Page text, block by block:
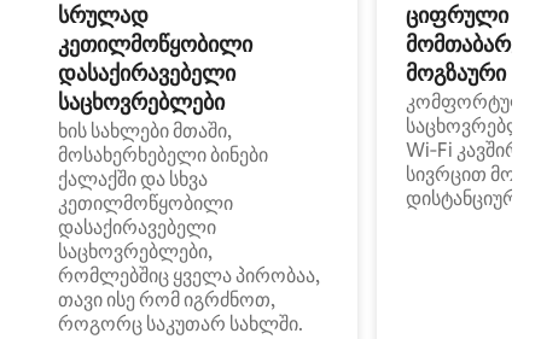
სრულად
კეთილმოწყობილი
დასაქირავებელი
საცხოვრებლები
ხის სახლები მთაში,
მოსახერხებელი ბინები
ქალაქში და სხვა
კეთილმოწყობილი
დასაქირავებელი
საცხოვრებლები,
რომლებშიც ყველა პირობაა,
თავი ისე რომ იგრძნოთ,
როგორც საკუთარ სახლში.
ციფრული
მოგზაური
კომფორტული
Wi‑Fi
სივრცით
დისტანციური